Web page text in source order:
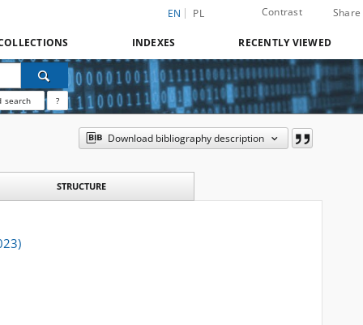
EN PL Contrast Share
INDEXES RECENTLY VIEWED
search ?
Download bibliography description
STRUCTURE